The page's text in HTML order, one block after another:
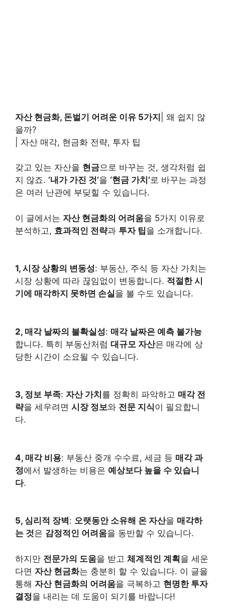
자산 현금화, 돈벌기 어려운 이유 5가지 | 왜 쉽지 않
을까?
| 자산 매각, 현금화 전략, 투자 팁
갖고 있는 자산을 현금으로 바꾸는 것, 생각처럼 쉽
지 않죠. ‘내가 가진 것’을 ‘현금 가치’로 바꾸는 과정
은 여러 난관에 부딪힐 수 있습니다.
이 글에서는 자산 현금화의 어려움을 5가지 이유로
분석하고, 효과적인 전략과 투자 팁을 소개합니다.
1, 시장 상황의 변동성: 부동산, 주식 등 자산 가치는
시장 상황에 따라 끊임없이 변동합니다. 적절한 시
기에 매각하지 못하면 손실을 볼 수도 있습니다.
2, 매각 날짜의 불확실성: 매각 날짜은 예측 불가능
합니다. 특히 부동산처럼 대규모 자산은 매각에 상
당한 시간이 소요될 수 있습니다.
3, 정보 부족: 자산 가치 를 정확히 파악하고 매각 전
략을 세우려면 시장 정보와 전문 지식이 필요합니
다.
4, 매각 비용: 부동산 중개 수수료, 세금 등 매각 과
정에서 발생하는 비용은 예상보다 높을 수 있습니
다.
5, 심리적 장벽: 오랫동안 소유해 온 자산을 매각하
는 것은 감정적인 어려움을 동반할 수 있습니다.
하지만 전문가의 도움을 받고 체계적인 계획을 세운
다면 자산 현금화는 충분히 할 수 있습니다. 이 글을
통해 자산 현금화의 어려움을 극복하고 현명한 투자
결정을 내리는 데 도움이 되기를 바랍니다!